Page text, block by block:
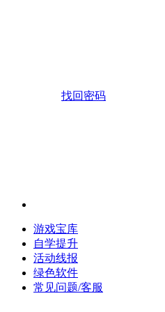
找回密码
游戏宝库
自学提升
活动线报
绿色软件
常见问题/客服